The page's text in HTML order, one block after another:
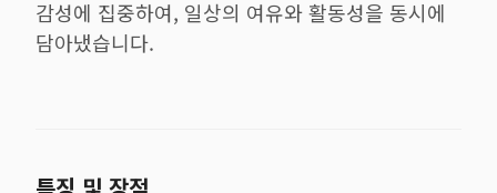
감성에 집중하여, 일상의 여유와 활동성을 동시에
담아냈습니다.